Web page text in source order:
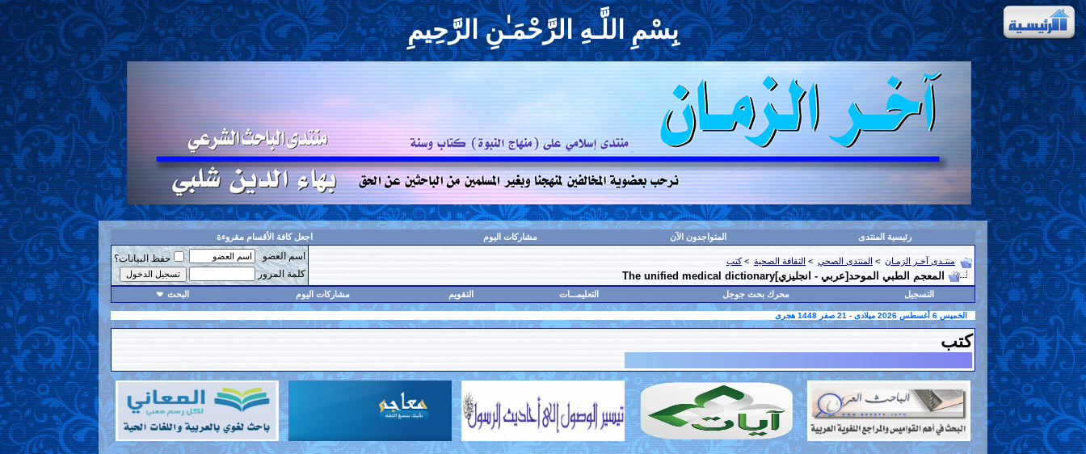
بِسْمِ اللَّـهِ الرَّحْمَـٰنِ الرَّحِيمِ
رئيسية المنتدى المتواجدون الآن مشاركات اليوم اجعل كافة الأقسام مقروءة
منتـدى آخـر الزمـان > المنتدى الصحي > الثقافة الصحية >كتب
المعجم الطبي الموحد[عربي - انجليزي]The unified medical dictionary
اسم العضو
حفظ البيانات؟
كلمة المرور
التسجيل محرك بحث جوجل التعليمـــات التقويم مشاركات اليوم البحث
الخميس 6 أغسطس 2026 ميلادى - 21 صفر 1448 هجرى
كتب